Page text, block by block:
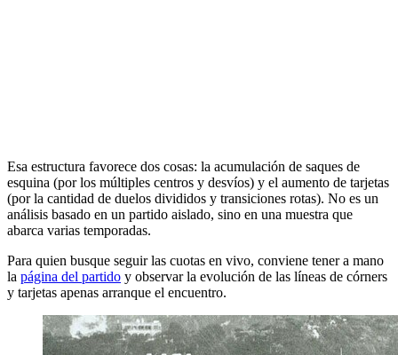
Esa estructura favorece dos cosas: la acumulación de saques de
esquina (por los múltiples centros y desvíos) y el aumento de tarjetas
(por la cantidad de duelos divididos y transiciones rotas). No es un
análisis basado en un partido aislado, sino en una muestra que
abarca varias temporadas.
Para quien busque seguir las cuotas en vivo, conviene tener a mano
la página del partido y observar la evolución de las líneas de córners
y tarjetas apenas arranque el encuentro.